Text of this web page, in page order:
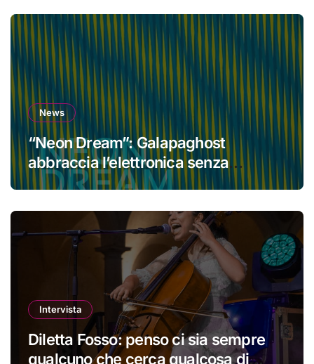
News
“Neon Dream”: Galapaghost
abbraccia l’elettronica senza
perdere la propria identità
Intervista
Diletta Fosso: penso ci sia sempre
qualcuno che cerca qualcosa di